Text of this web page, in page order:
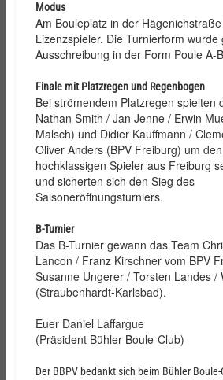
Modus
Am Bouleplatz in der
Lizenzspieler. Die Turnierform wurde
Ausschreibung in der Form Poule A-
Finale mit Platzregen und Regenbogen
Bei strömendem Platzregen spielten
Nathan Smith / Jan Jenne / Erwin
Malsch) und Didier Kauffmann /
Oliver Anders (BPV Freiburg) um
hochklassigen Spieler aus Freiburg
und sicherten sich den Sieg des
Saisoneröffnungsturniers.
B-Turnier
Das B-Turnier gewann das Team
Lancon / Franz Kirschner vom BPV
Susanne Ungerer / Torsten Landes /
(Straubenhardt-Karlsbad).
Euer Daniel Laffargue
(Präsident Bühler Boule-Club)
Der BBPV bedankt sich beim Bühler